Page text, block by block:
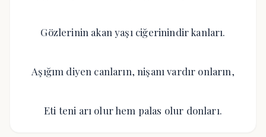
Gözlerinin akan yaşı ciğerinindir kanları.
Aşığım diyen canların, nişanı vardır onların,
Eti teni arı olur hem palas olur donları.